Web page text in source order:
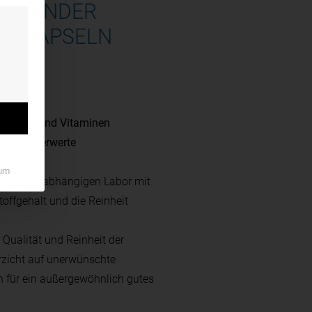
KAPSELN
und Vitaminen
unabhängigen Labor mit
und die Reinheit
Qualität und Reinheit der
auf unerwünschte
für ein außergewöhnlich gutes